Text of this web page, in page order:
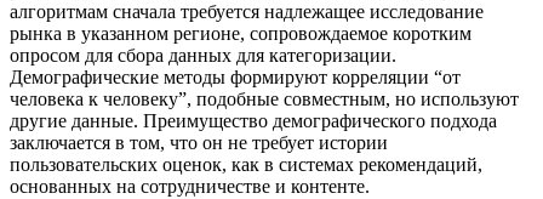
алгоритмам сначала требуется надлежащее исследование
рынка в указанном регионе, сопровождаемое коротким
опросом для сбора данных для категоризации.
Демографические методы формируют корреляции “от
человека к человеку”, подобные совместным, но используют
другие данные. Преимущество демографического подхода
заключается в том, что он не требует истории
пользовательских оценок, как в системах рекомендаций,
основанных на сотрудничестве и контенте.